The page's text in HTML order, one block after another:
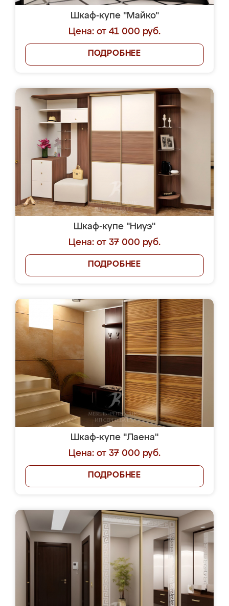
Шкаф-купе "Майко"
Цена: от 41 000 руб.
ПОДРОБНЕЕ
Шкаф-купе "Ниуэ"
Цена: от 37 000 руб.
ПОДРОБНЕЕ
Шкаф-купе "Лаена"
Цена: от 37 000 руб.
ПОДРОБНЕЕ